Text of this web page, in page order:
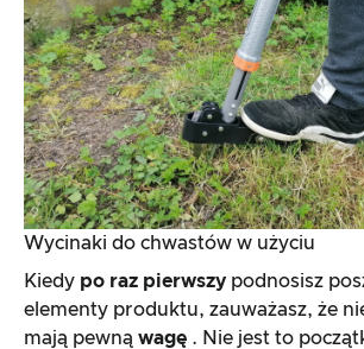
Wycinaki do chwastów w użyciu
Kiedy po raz pierwszy podnosisz
elementy produktu, zauważasz, że
mają pewną wagę . Nie jest to